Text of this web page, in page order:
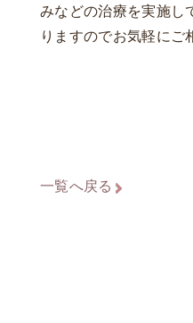
みなどの治療を実施し
りますのでお気軽にご
一覧へ戻る